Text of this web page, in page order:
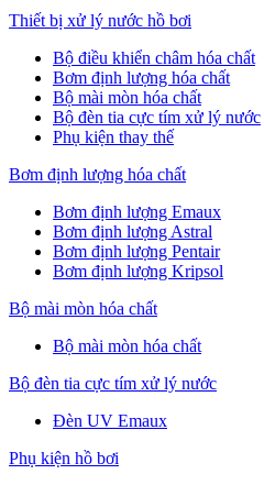
Thiết bị xử lý nước hồ bơi
Bộ điều khiển châm hóa chất
Bơm định lượng hóa chất
Bộ mài mòn hóa chất
Bộ đèn tia cực tím xử lý nước
Phụ kiện thay thế
Bơm định lượng hóa chất
Bơm định lượng Emaux
Bơm định lượng Astral
Bơm định lượng Pentair
Bơm định lượng Kripsol
Bộ mài mòn hóa chất
Bộ mài mòn hóa chất
Bộ đèn tia cực tím xử lý nước
Đèn UV Emaux
Phụ kiện hồ bơi